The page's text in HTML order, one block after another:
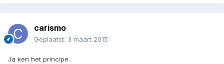
carismo
Geplaatst: 3 maart 2015
Ja ken het principe.